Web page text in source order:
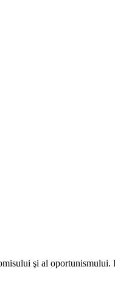
şi al oportunismului.